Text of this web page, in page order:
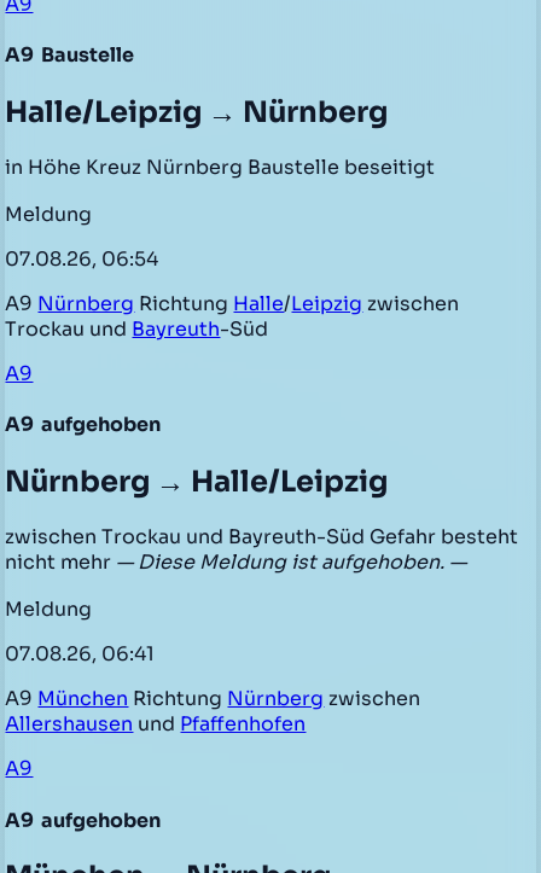
A9 Baustelle
Halle/Leipzig → Nürnberg
in Höhe Kreuz Nürnberg Baustelle beseitigt
Meldung
07.08.26, 06:54
A9 Nürnberg Richtung Halle/Leipzig zwischen
Trockau und Bayreuth-Süd
A9
A9 aufgehoben
Nürnberg → Halle/Leipzig
zwischen Trockau und Bayreuth-Süd Gefahr besteht
nicht mehr — Diese Meldung ist aufgehoben. —
Meldung
07.08.26, 06:41
A9 München Richtung Nürnberg zwischen
Allershausen und Pfaffenhofen
A9
A9 aufgehoben